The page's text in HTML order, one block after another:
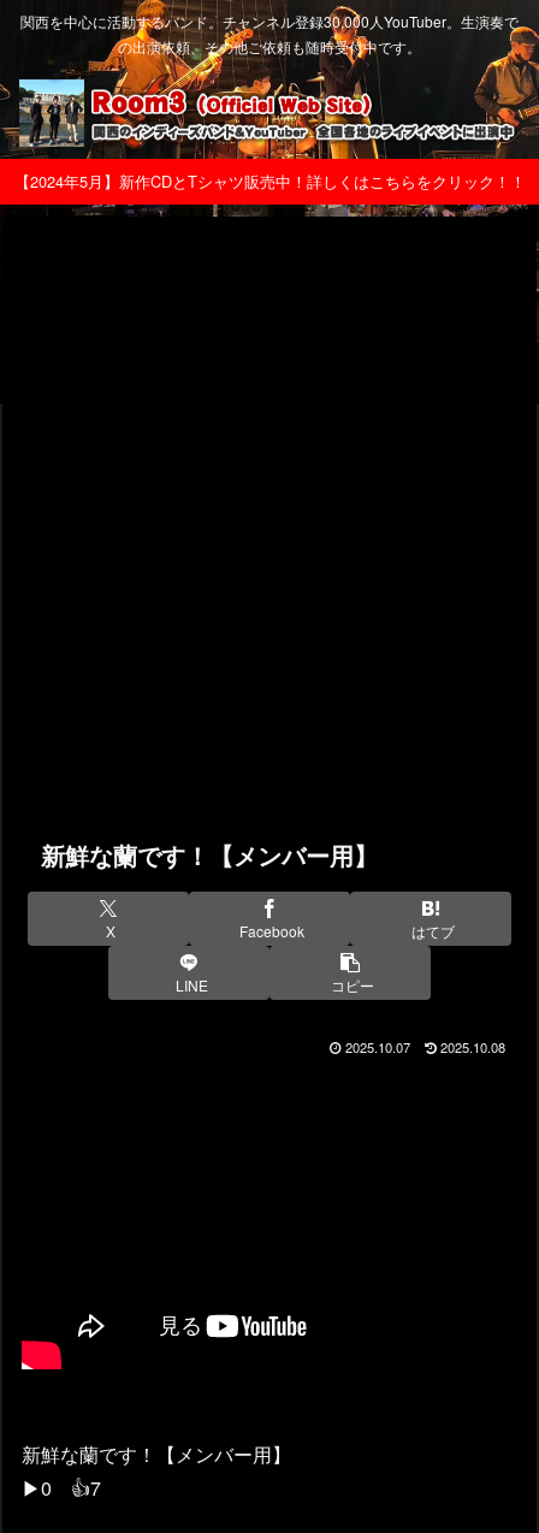
関西を中心に活動するバンド。チャンネル登録30,000人YouTuber。生演奏で
の出演依頼、その他ご依頼も随時受付中です。
【2024年5月】新作CDとTシャツ販売中！詳しくはこちらをクリック！！
新鮮な蘭です！【メンバー用】
X Facebook はてブ
LINE コピー
2025.10.07 2025.10.08
新鮮な蘭です！【メンバー用】
▶0 👍7